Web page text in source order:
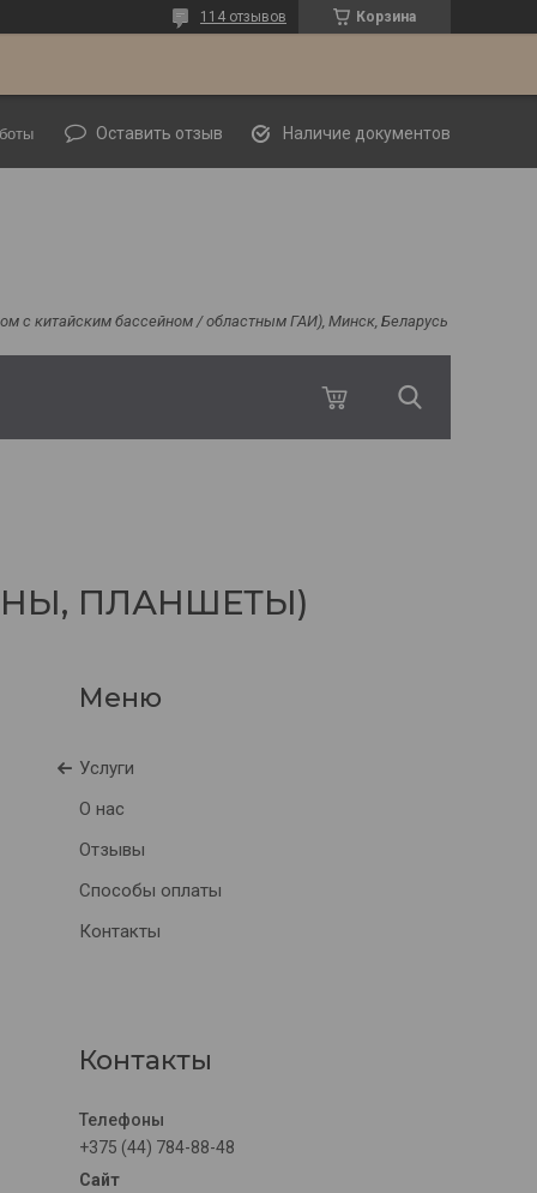
Корзина
114 отзывов
Оставить отзыв Наличие документов
с китайским бассейном / областным ГАИ), Минск, Беларусь
ПЛАНШЕТЫ)
Услуги
О нас
Отзывы
Способы оплаты
Контакты
Контакты
+375 (44) 784-88-48